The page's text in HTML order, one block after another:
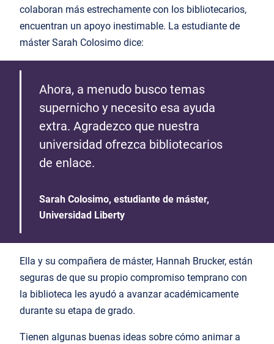
colaboran más estrechamente con los bibliotecarios,
encuentran un apoyo inestimable. La estudiante de
máster Sarah Colosimo dice:
Ahora, a menudo busco temas
supernicho y necesito esa ayuda
extra. Agradezco que nuestra
universidad ofrezca bibliotecarios
de enlace.
Sarah Colosimo, estudiante de máster,
Universidad Liberty
Ella y su compañera de máster, Hannah Brucker, están
seguras de que su propio compromiso temprano con
la biblioteca les ayudó a avanzar académicamente
durante su etapa de grado.
Tienen algunas buenas ideas sobre cómo animar a